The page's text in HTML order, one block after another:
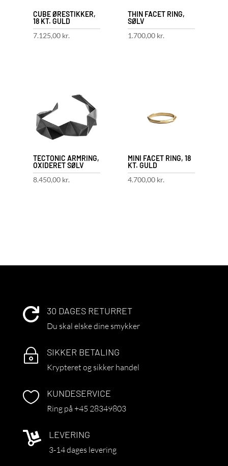
CUBE ØRESTIKKER,
18 KT. GULD
7.125,00 kr.
THIN FACET RING,
SØLV
1.700,00 kr.
TECTONIC ARMRING,
OXIDERET SØLV
8.450,00 kr.
MINI FACET RING, 18
KT. GULD
4.700,00 kr.
 30 DAGES RETURRET
Du skal elske dine smykker
~ SIKKER BETALING
Krypteret og sikker handel
 KUNDESERVICE
Ring på +45 28349803
 LEVERING
3-14 dages levering